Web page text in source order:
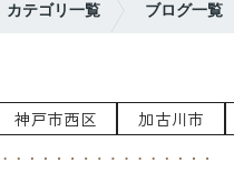
カテゴリ一覧 ブログ一覧
神戸市西区 加古川市